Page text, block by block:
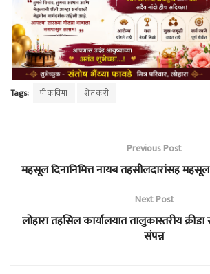
Tags: पीकविमा शेतकरी
Previous Post
महसूल दिनानिमित्त नायब तहसीलदारांसह महसूल
Next Post
लोहारा तहसिल कार्यालयात तालुकास्तरीय
संपन्न